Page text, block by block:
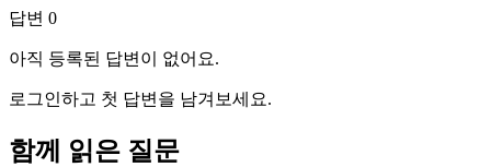
답변 0
아직 등록된 답변이 없어요.
로그인하고 첫 답변을 남겨보세요.
함께 읽은 질문